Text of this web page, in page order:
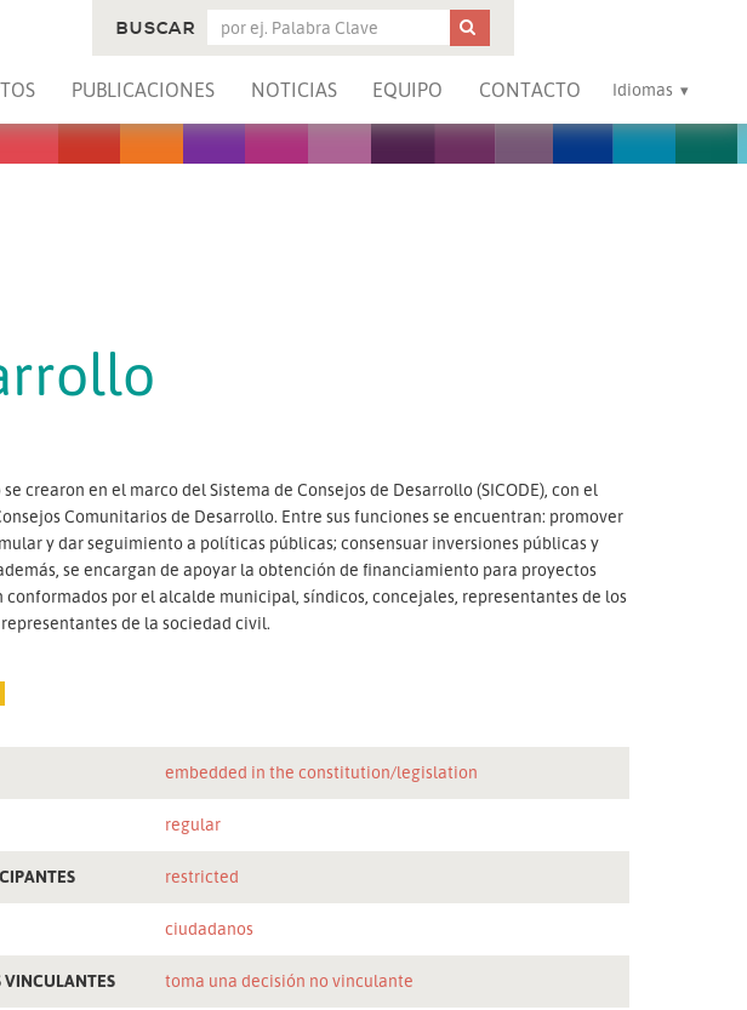
PUBLICACIONES NOTICIAS EQUIPO CONTACTO Idiomas
BUSCAR
crearon en el marco del Sistema de Consejos de Desarrollo (SICODE), con el
Comunitarios de Desarrollo. Entre sus funciones se encuentran: promover
y dar seguimiento a políticas públicas; consensuar inversiones públicas y
se encargan de apoyar la obtención de financiamiento para proyectos
por el alcalde municipal, síndicos, concejales, representantes de los
de la sociedad civil.
embedded in the constitution/legislation
regular
restricted
ciudadanos
VINCULANTES toma una decisión no vinculante